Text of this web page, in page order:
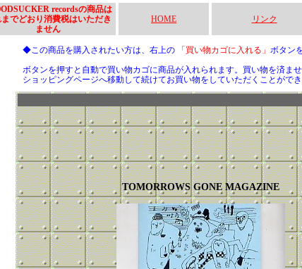
recordsの商品は
までどおり消費税はいただき
ません
HOME リンク
◆この商品を購入されたい方は、右上の 「買い物カゴに入れる」 ボタン
ボタンを押すと自動で買い物カゴに商品が入れられます。買い物を済ま
ショッピングページへ移動して続けてお買い物をしていただくことができ
TOMORROWS GONE MAGAZINE